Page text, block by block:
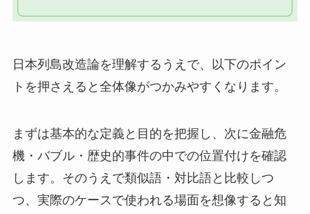
日本列島改造論を理解するうえで、以下のポイン
トを押さえると全体像がつかみやすくなります。
まずは基本的な定義と目的を把握し、次に金融危
機・バブル・歴史的事件の中での位置付けを確認
します。そのうえで類似語・対比語と比較しつ
つ、実際のケースで使われる場面を想像すると知